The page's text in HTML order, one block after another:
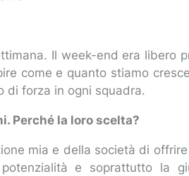
Il week-end era libero
come e quanto stiamo
di forza in ogni squadra.
Perché la loro scelta?
mia e della società di
e soprattutto la